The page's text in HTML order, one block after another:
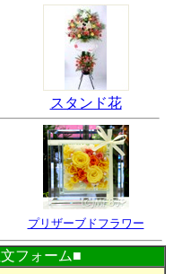
スタンド花
プリザーブドフラワー
フォーム■